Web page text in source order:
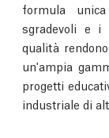
formula
sgradevoli e i
qualità
un'ampia
progetti
industriale di